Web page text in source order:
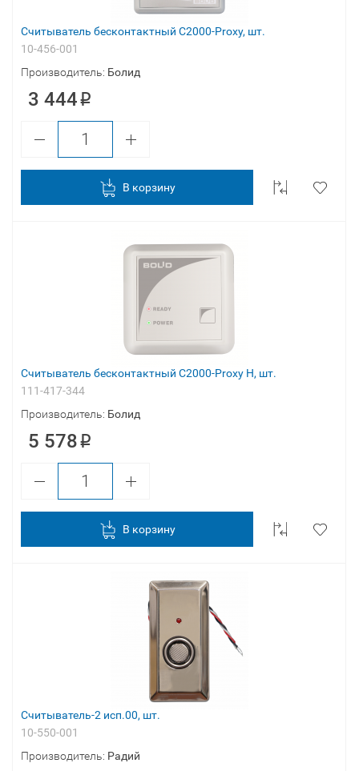
Считыватель бесконтактный С2000-Proxy, шт.
10-456-001
Производитель: Болид
3 444
В корзину
Считыватель бесконтактный С2000-Proxy Н, шт.
111-417-344
Производитель: Болид
5 578
В корзину
Считыватель-2 исп.00, шт.
10-550-001
Производитель: Радий